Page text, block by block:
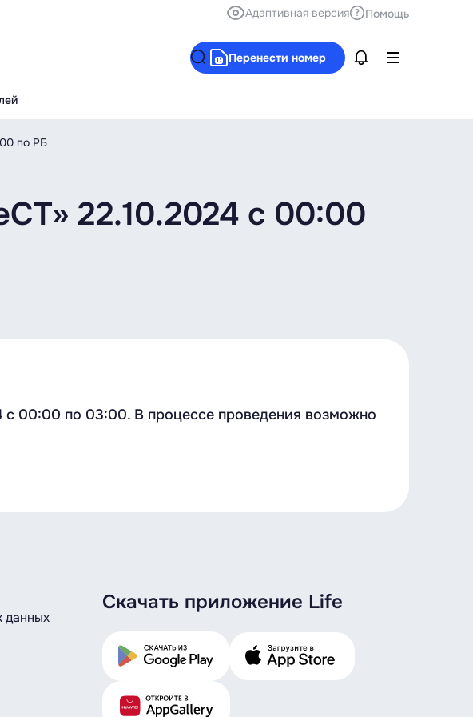
Адаптивная версия Помощь
Перенести номер
по РБ
22.10.2024 с 00:00
00:00 по 03:00. В процессе проведения возможно
данных
Скачать приложение Life